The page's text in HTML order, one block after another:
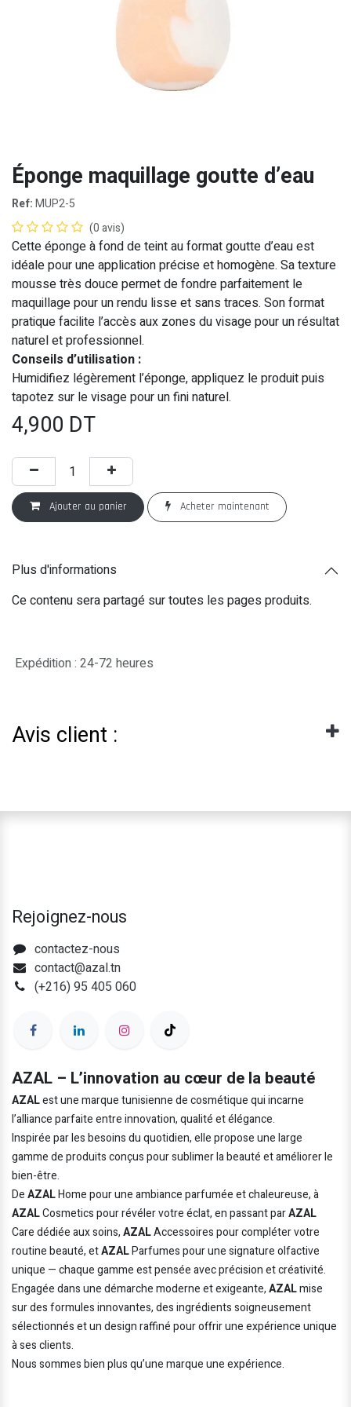
Éponge maquillage goutte d’eau
Ref:MUP2-5
(0 avis)
Cette éponge à fond de teint au format goutte d’eau est
idéale pour une application précise et homogène. Sa texture
mousse très douce permet de fondre parfaitement le
maquillage pour un rendu lisse et sans traces. Son format
pratique facilite l’accès aux zones du visage pour un résultat
naturel et professionnel.
Conseils d’utilisation :
Humidifiez légèrement l’éponge, appliquez le produit puis
tapotez sur le visage pour un fini naturel.
4,900 DT
Ajouter au panier Acheter maintenant
Plus d'informations
Ce contenu sera partagé sur toutes les pages produits.
Expédition : 24-72 heures
Avis client :
Rejoignez-nous
contactez-nous
contact@azal.tn
(+216) 95 405 060
AZAL – L’innovation au cœur de la beauté
AZALest une marque tunisienne de cosmétique qui incarne
l’alliance parfaite entre innovation, qualité et élégance.
Inspirée par les besoins du quotidien, elle propose une large
gamme de produits conçus pour sublimer la beauté et améliorer le
bien-être.
DeAZALHome pour une ambiance parfumée et chaleureuse, à
AZALCosmetics pour révéler votre éclat, en passant parAZAL
Care dédiée aux soins,AZALAccessoires pour compléter votre
routine beauté, etAZALParfumes pour une signature olfactive
unique — chaque gamme est pensée avec précision et créativité.
Engagée dans une démarche moderne et exigeante,AZALmise
sur des formules innovantes, des ingrédients soigneusement
sélectionnés et un design raffiné pour offrir une expérience unique
à ses clients.
Nous sommes bien plus qu’une marque une expérience.